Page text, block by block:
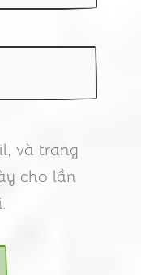
và trang
cho lần